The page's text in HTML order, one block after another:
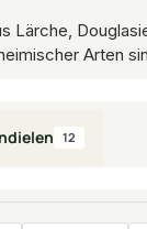
Lärche,
Arten
12